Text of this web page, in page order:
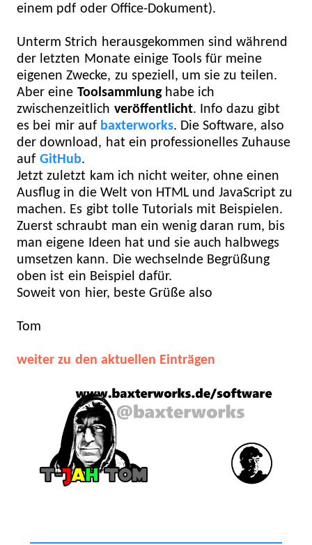
einem pdf oder Office-Dokument).
Unterm Strich herausgekommen sind während
der letzten Monate einige Tools für meine
eigenen Zwecke, zu speziell, um sie zu teilen.
Aber eine Toolsammlunghabe ich
zwischenzeitlich veröffentlicht. Info dazu gibt
es bei mir auf baxterworks. Die Software, also
der download, hat ein professionelles Zuhause
auf GitHub.
Jetzt zuletzt kam ich nicht weiter, ohne einen
Ausflug in die Welt von HTML und JavaScript zu
machen. Es gibt tolle Tutorials mit Beispielen.
Zuerst schraubt man ein wenig daran rum, bis
man eigene Ideen hat und sie auch halbwegs
umsetzen kann. Die wechselnde Begrüßung
oben ist ein Beispiel dafür.
Soweit von hier, beste Grüße also
Tom
weiter zu den aktuellen Einträgen